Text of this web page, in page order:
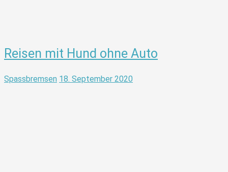
Reisen mit Hund ohne Auto
Spassbremsen 18. September 2020